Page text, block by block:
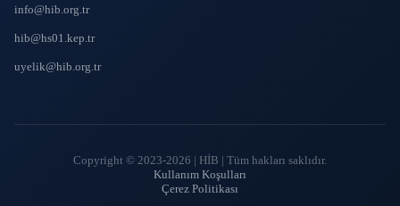
info@hib.org.tr
hib@hs01.kep.tr
uyelik@hib.org.tr
Copyright © 2023-2026 | HİB | Tüm hakları saklıdır.
Kullanım Koşulları
Çerez Politikası